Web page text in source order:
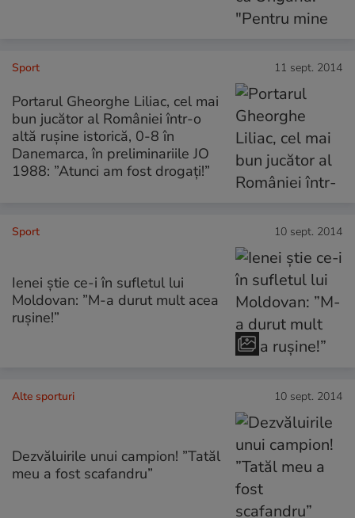
Sport 11 sept. 2014
Portarul Gheorghe Liliac, cel mai
bun jucător al României într-o
altă rușine istorică, 0-8 în
Danemarca, în preliminariile JO
1988: ”Atunci am fost drogați!”
Sport 10 sept. 2014
Ienei ştie ce-i în sufletul lui
Moldovan: ”M-a durut mult acea
ruşine!”
Alte sporturi 10 sept. 2014
Dezvăluirile unui campion! ”Tatăl
meu a fost scafandru”